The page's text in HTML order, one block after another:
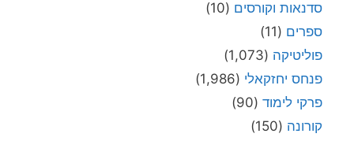
סדנאות וקורסים (10)
ספרים (11)
פוליטיקה (1,073)
פנחס יחזקאלי (1,986)
פרקי לימוד (90)
קורונה (150)